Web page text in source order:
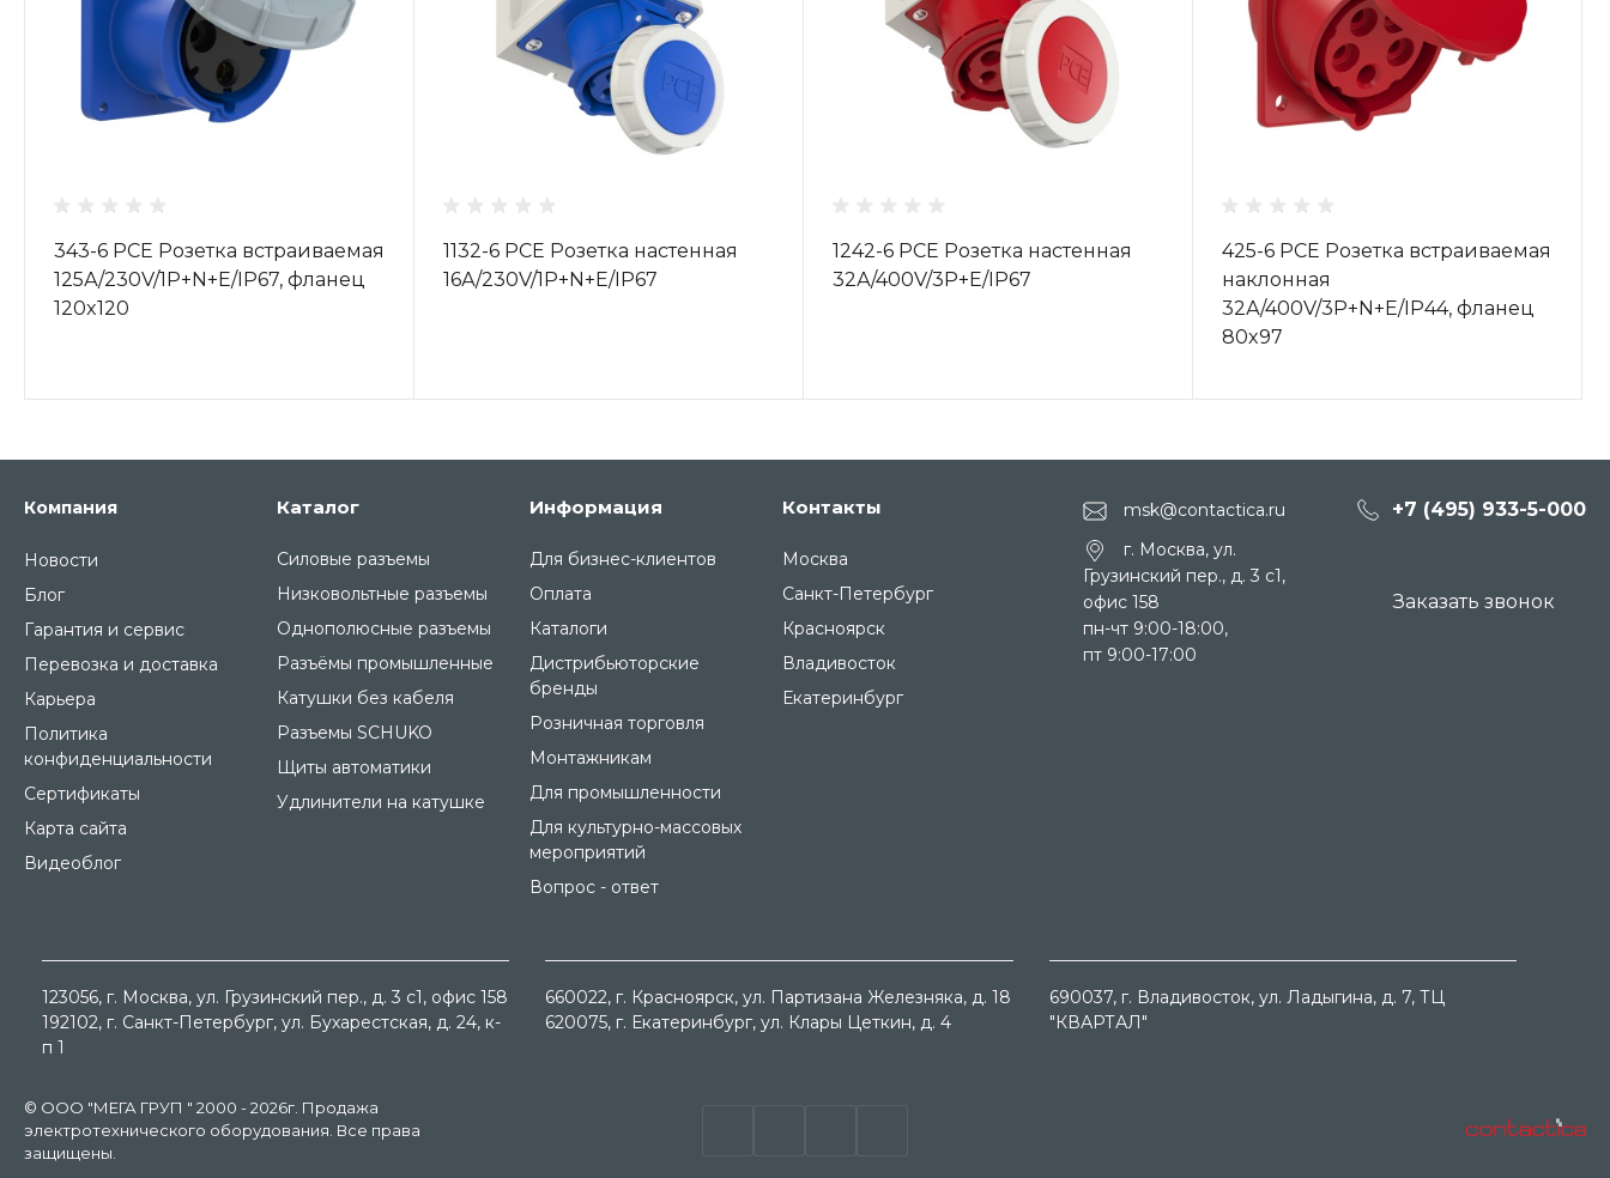
343-6 PCE Розетка встраиваемая
125А/230V/1P+N+E/IP67, фланец
120x120
1132-6 PCE Розетка настенная
16А/230V/1P+N+E/IP67
1242-6 PCE Розетка настенная
32А/400V/3P+E/IP67
425-6 PCE Розетка встраиваемая
наклонная
32А/400V/3P+N+E/IP44, фланец
80x97
Компания
Новости
Блог
Гарантия и сервис
Перевозка и доставка
Карьера
Политика
конфиденциальности
Сертификаты
Карта сайта
Видеоблог
Каталог
Силовые разъемы
Низковольтные разъемы
Однополюсные разъемы
Разъёмы промышленные
Катушки без кабеля
Разъемы SCHUKO
Щиты автоматики
Удлинители на катушке
Информация
Для бизнес-клиентов
Оплата
Каталоги
Дистрибьюторские
бренды
Розничная торговля
Монтажникам
Для промышленности
Для культурно-массовых
мероприятий
Вопрос - ответ
Контакты
Москва
Санкт-Петербург
Красноярск
Владивосток
Екатеринбург
msk@contactica.ru +7 (495) 933-5-000
г. Москва, ул.
Грузинский пер., д. 3 c1,
офис 158
пн-чт 9:00-18:00,
пт 9:00-17:00
Заказать звонок
123056, г. Москва, ул. Грузинский пер., д. 3 c1, офис 158
192102, г. Санкт-Петербург, ул. Бухарестская, д. 24, к-
п 1
660022, г. Красноярск, ул. Партизана Железняка, д. 18
620075, г. Екатеринбург, ул. Клары Цеткин, д. 4
690037, г. Владивосток, ул. Ладыгина, д. 7, ТЦ
"КВАРТАЛ"
© ООО "МЕГА ГРУП " 2000 - 2026г. Продажа
электротехнического оборудования. Все права
защищены.